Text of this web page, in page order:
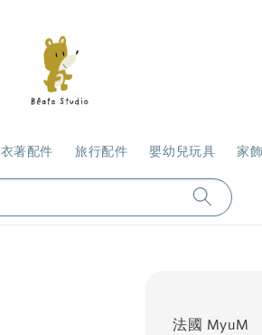
衣著配件 旅行配件 嬰幼兒玩具 家
法國 MyuM